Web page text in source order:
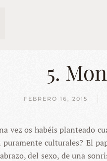
5.
FEBRERO 16, 2015
vez os habéis planteado
puramente culturales? El
del sexo, de una